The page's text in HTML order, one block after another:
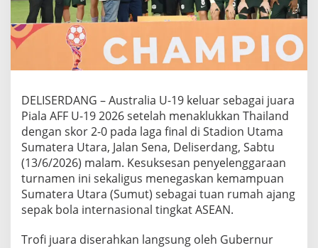
1
0
2
,
S
u
m
u
t
u
k
s
s
DELISERDANG – Australia U-19 keluar sebagai juara
Piala AFF U-19 2026 setelah menaklukkan Thailand
dengan skor 2-0 pada laga final di Stadion Utama
Sumatera Utara, Jalan Sena, Deliserdang, Sabtu
(13/6/2026) malam. Kesuksesan penyelenggaraan
turnamen ini sekaligus menegaskan kemampuan
Sumatera Utara (Sumut) sebagai tuan rumah ajang
sepak bola internasional tingkat ASEAN.
Trofi juara diserahkan langsung oleh Gubernur